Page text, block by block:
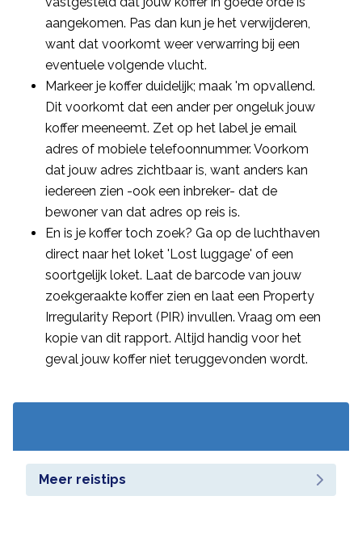
aangekomen. Pas dan kun je het verwijderen,
want dat voorkomt weer verwarring bij een
eventuele volgende vlucht.
Markeer je koffer duidelijk; maak 'm opvallend.
Dit voorkomt dat een ander per ongeluk jouw
koffer meeneemt. Zet op het label je email
adres of mobiele telefoonnummer. Voorkom
dat jouw adres zichtbaar is, want anders kan
iedereen zien -ook een inbreker- dat de
bewoner van dat adres op reis is.
En is je koffer toch zoek? Ga op de luchthaven
direct naar het loket 'Lost luggage' of een
soortgelijk loket. Laat de barcode van jouw
zoekgeraakte koffer zien en laat een Property
Irregularity Report (PIR) invullen. Vraag om een
kopie van dit rapport. Altijd handig voor het
geval jouw koffer niet teruggevonden wordt.
Meer reistips